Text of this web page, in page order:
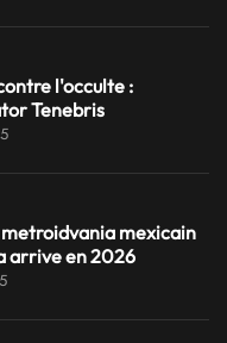
l'occulte :
Tenebris
mexicain
arrive en 2026